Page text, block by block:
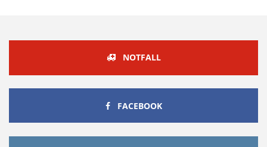
NOTFALL
FACEBOOKFACEBOOK